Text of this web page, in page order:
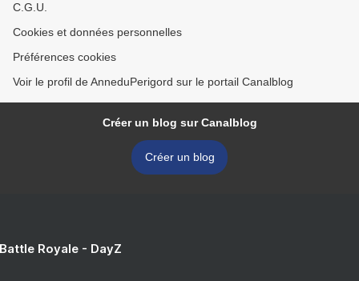
C.G.U.
Cookies et données personnelles
Préférences cookies
Voir le profil de AnneduPerigord sur le portail Canalblog
Créer un blog sur Canalblog
Créer un blog
Royale - DayZ